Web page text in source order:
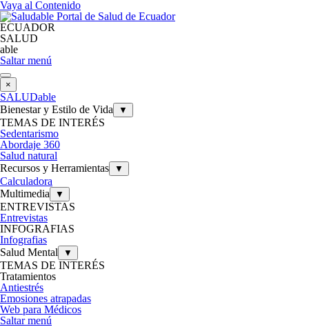
Vaya al Contenido
ECUADOR
SALUD
able
Saltar menú
×
SALUDable
Bienestar y Estilo de Vida
▼
TEMAS DE INTERÉS
Sedentarismo
Abordaje 360
Salud natural
Recursos y Herramientas
▼
Calculadora
Multimedia
▼
ENTREVISTAS
Entrevistas
INFOGRAFIAS
Infografias
Salud Mental
▼
TEMAS DE INTERÉS
Tratamientos
Antiestrés
Emosiones atrapadas
Web para Médicos
Saltar menú